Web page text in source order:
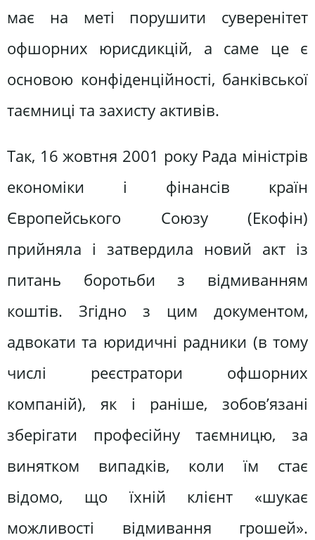
має на меті порушити суверенітет
офшорних юрисдикцій, а саме це є
основою конфіденційності, банківської
таємниці та захисту активів.
Так, 16 жовтня 2001 року Рада міністрів
економіки і фінансів країн
Європейського Союзу (Екофін)
прийняла і затвердила новий акт із
питань боротьби з відмиванням
коштів. Згідно з цим документом,
адвокати та юридичні радники (в тому
числі реєстратори офшорних
компаній), як і раніше, зобов’язані
зберігати професійну таємницю, за
винятком випадків, коли їм стає
відомо, що їхній клієнт «шукає
можливості відмивання грошей».